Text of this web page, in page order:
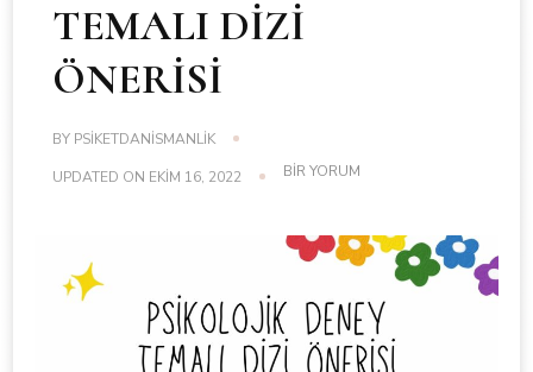
TEMALI DİZİ
ÖNERİSİ
BY PSIKETDANISMANLIK
UPDATED ON EKIM 16, 2022
PSİKOLOJİK
ÖNERİSİ
BIR YORUM